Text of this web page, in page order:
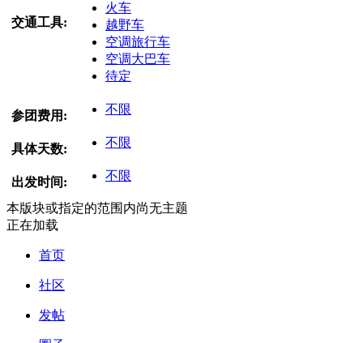
交通工具:
火车
越野车
空调旅行车
空调大巴车
待定
参团费用: 不限
具体天数: 不限
出发时间: 不限
本版块或指定的范围内尚无主题
正在加载
首页
社区
发帖